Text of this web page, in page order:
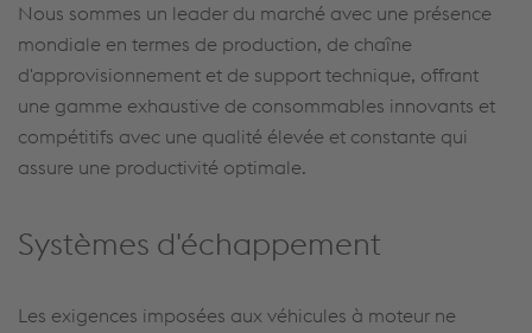
Nous sommes un leader du marché avec une présence
mondiale en termes de production, de chaîne
d'approvisionnement et de support technique, offrant
une gamme exhaustive de consommables innovants et
compétitifs avec une qualité élevée et constante qui
assure une productivité optimale.
Systèmes d'échappement
Les exigences imposées aux véhicules à moteur ne